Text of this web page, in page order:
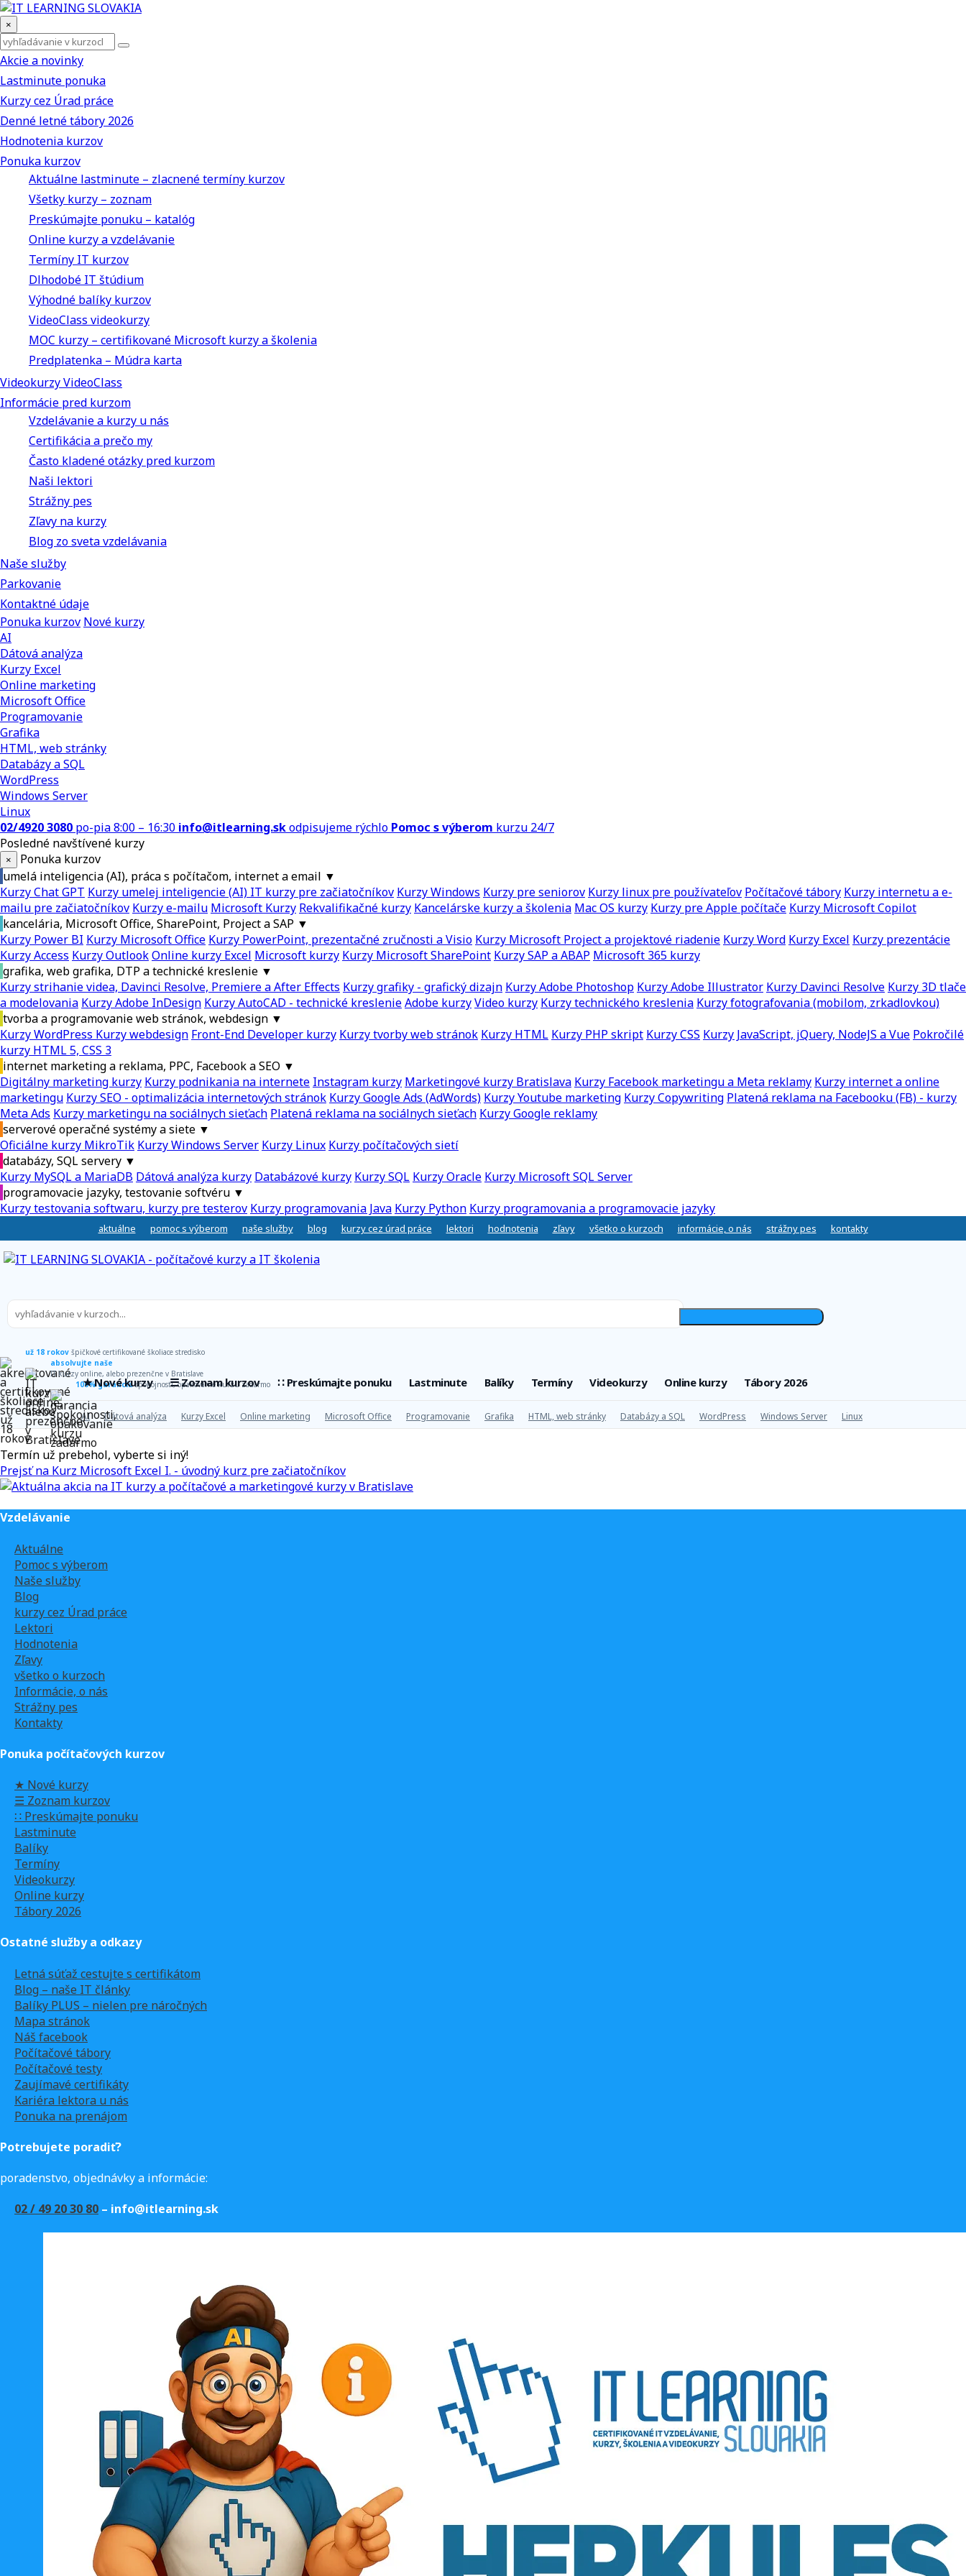
×
Akcie a novinky
Lastminute ponuka
Kurzy cez Úrad práce
Denné letné tábory 2026
Hodnotenia kurzov
Ponuka kurzov
Aktuálne lastminute – zlacnené termíny kurzov
Všetky kurzy – zoznam
Preskúmajte ponuku – katalóg
Online kurzy a vzdelávanie
Termíny IT kurzov
Dlhodobé IT štúdium
Výhodné balíky kurzov
VideoClass videokurzy
MOC kurzy – certifikované Microsoft kurzy a školenia
Predplatenka – Múdra karta
Videokurzy VideoClass
Informácie pred kurzom
Vzdelávanie a kurzy u nás
Certifikácia a prečo my
Často kladené otázky pred kurzom
Naši lektori
Strážny pes
Zľavy na kurzy
Blog zo sveta vzdelávania
Naše služby
Parkovanie
Kontaktné údaje
Ponuka kurzov Nové kurzy
AI
Dátová analýza
Kurzy Excel
Online marketing
Microsoft Office
Programovanie
Grafika
HTML, web stránky
Databázy a SQL
WordPress
Windows Server
Linux
02/4920 3080 po-pia 8:00 – 16:30 info@itlearning.skodpisujeme rýchlo Pomoc s výberom kurzu 24/7
Posledné navštívené kurzy
×
Ponuka kurzov
umelá inteligencia (AI), práca s počítačom, internet a email ▼
Kurzy Chat GPT Kurzy umelej inteligencie (AI) IT kurzy pre začiatočníkov Kurzy Windows Kurzy pre seniorov Kurzy linux pre používateľov Počítačové tábory Kurzy internetu a e-
mailu pre začiatočníkov Kurzy e-mailu Microsoft Kurzy Rekvalifikačné kurzy Kancelárske kurzy a školenia Mac OS kurzy Kurzy pre Apple počítače Kurzy Microsoft Copilot
kancelária, Microsoft Office, SharePoint, Project a SAP ▼
Kurzy Power BI Kurzy Microsoft Office Kurzy PowerPoint, prezentačné zručnosti a Visio Kurzy Microsoft Project a projektové riadenie Kurzy Word Kurzy Excel Kurzy prezentácie
Kurzy Access Kurzy OutlookOnline kurzy Excel Microsoft kurzy Kurzy Microsoft SharePoint Kurzy SAP a ABAP Microsoft 365 kurzy
grafika, web grafika, DTP a technické kreslenie ▼
Kurzy strihanie videa, Davinci Resolve, Premiere a After Effects Kurzy grafiky - grafický dizajn Kurzy Adobe Photoshop Kurzy Adobe Illustrator Kurzy Davinci Resolve Kurzy 3D tlače
a modelovania Kurzy Adobe InDesign Kurzy AutoCAD - technické kreslenieAdobe kurzyVideo kurzy Kurzy technického kreslenia Kurzy fotografovania (mobilom, zrkadlovkou)
tvorba a programovanie web stránok, webdesign ▼
Kurzy WordPress Kurzy webdesign Front-End Developer kurzy Kurzy tvorby web stránok Kurzy HTML Kurzy PHP skript Kurzy CSS Kurzy JavaScript, jQuery, NodeJS a Vue Pokročilé
kurzy HTML 5, CSS 3
internet marketing a reklama, PPC, Facebook a SEO ▼
Digitálny marketing kurzy Kurzy podnikania na internete Instagram kurzy Marketingové kurzy Bratislava Kurzy Facebook marketingu a Meta reklamy Kurzy internet a online
marketingu Kurzy SEO - optimalizácia internetových stránok Kurzy Google Ads (AdWords) Kurzy Youtube marketing Kurzy Copywriting Platená reklama na Facebooku (FB) - kurzy
Meta Ads Kurzy marketingu na sociálnych sieťach Platená reklama na sociálnych sieťach Kurzy Google reklamy
serverové operačné systémy a siete ▼
Oficiálne kurzy MikroTik Kurzy Windows Server Kurzy Linux Kurzy počítačových sietí
databázy, SQL servery ▼
Kurzy MySQL a MariaDB Dátová analýza kurzy Databázové kurzy Kurzy SQL Kurzy Oracle Kurzy Microsoft SQL Server
programovacie jazyky, testovanie softvéru ▼
Kurzy testovania softwaru, kurzy pre testerov Kurzy programovania Java Kurzy Python Kurzy programovania a programovacie jazyky
aktuálne pomoc s výberom naše služby blog kurzy cez úrad práce lektori hodnotenia zľavy všetko o kurzoch informácie, o nás strážny pes kontakty
už 18 rokov špičkové certifikované školiace stredisko
absolvujte naše
IT kurzy online, alebo prezenčne v Bratislave
100% garanciaspokojnosti, opakovanie kurzu zadarmo
★ Nové kurzy ☰ Zoznam kurzov ∷ Preskúmajte ponuku Lastminute Balíky Termíny Videokurzy Online kurzy Tábory 2026
AI Dátová analýza Kurzy Excel Online marketing Microsoft Office Programovanie Grafika HTML, web stránky Databázy a SQL WordPress Windows Server Linux
Termín už prebehol, vyberte si iný!
Prejsť na Kurz Microsoft Excel I. - úvodný kurz pre začiatočníkov
Vzdelávanie
Aktuálne
Pomoc s výberom
Naše služby
Blog
kurzy cez Úrad práce
Lektori
Hodnotenia
Zľavy
všetko o kurzoch
Informácie, o nás
Strážny pes
Kontakty
Ponuka počítačových kurzov
★ Nové kurzy
☰ Zoznam kurzov
∷ Preskúmajte ponuku
Lastminute
Balíky
Termíny
Videokurzy
Online kurzy
Tábory 2026
Ostatné služby a odkazy
Letná súťaž cestujte s certifikátom
Blog – naše IT články
Balíky PLUS – nielen pre náročných
Mapa stránok
Náš facebook
Počítačové tábory
Počítačové testy
Zaujímavé certifikáty
Kariéra lektora u nás
Ponuka na prenájom
Potrebujete poradiť?
poradenstvo, objednávky a informácie:
02 / 49 20 30 80 – info@itlearning.sk